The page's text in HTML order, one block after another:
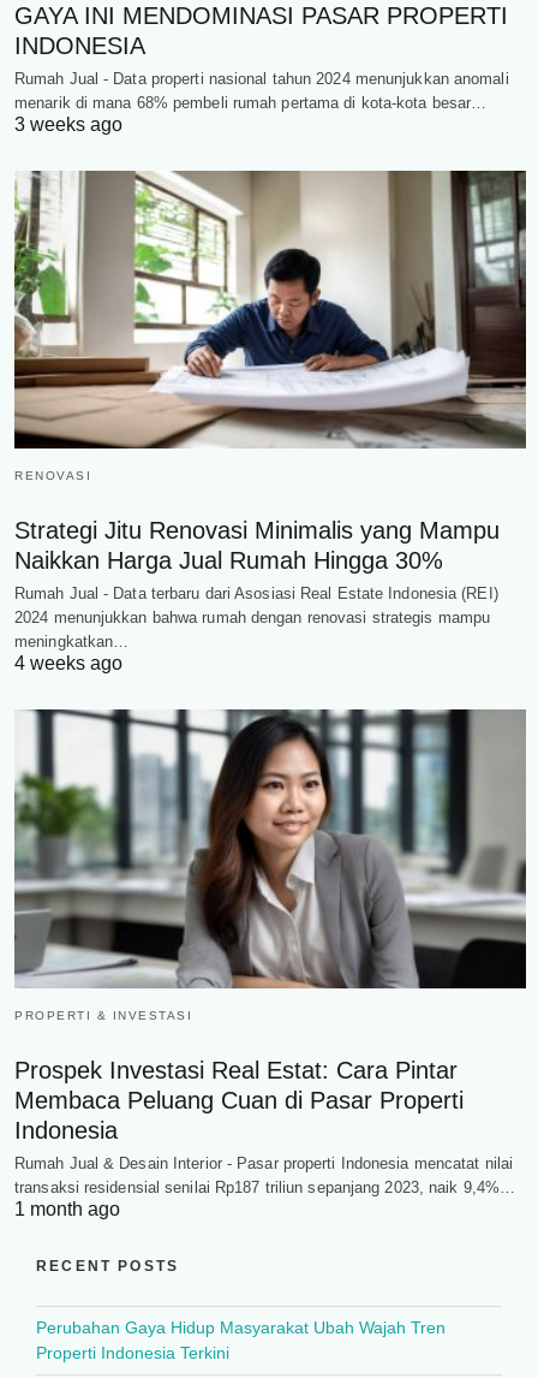
GAYA INI MENDOMINASI PASAR PROPERTI
INDONESIA
Rumah Jual - Data properti nasional tahun 2024 menunjukkan anomali
menarik di mana 68% pembeli rumah pertama di kota-kota besar…
3 weeks ago
RENOVASI
Strategi Jitu Renovasi Minimalis yang Mampu
Naikkan Harga Jual Rumah Hingga 30%
Rumah Jual - Data terbaru dari Asosiasi Real Estate Indonesia (REI)
2024 menunjukkan bahwa rumah dengan renovasi strategis mampu
meningkatkan…
4 weeks ago
PROPERTI & INVESTASI
Prospek Investasi Real Estat: Cara Pintar
Membaca Peluang Cuan di Pasar Properti
Indonesia
Rumah Jual & Desain Interior - Pasar properti Indonesia mencatat nilai
transaksi residensial senilai Rp187 triliun sepanjang 2023, naik 9,4%…
1 month ago
RECENT POSTS
Perubahan Gaya Hidup Masyarakat Ubah Wajah Tren
Properti Indonesia Terkini